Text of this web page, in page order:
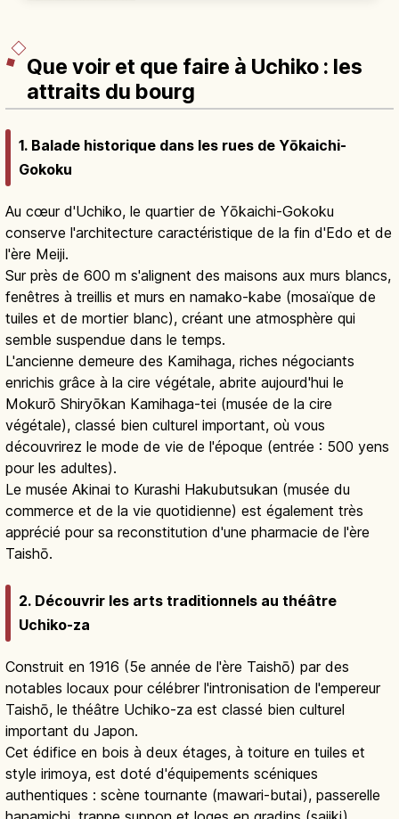
Que voir et que faire à Uchiko : les
attraits du bourg
1. Balade historique dans les rues de Yōkaichi-
Gokoku
Au cœur d'Uchiko, le quartier de Yōkaichi-Gokoku
conserve l'architecture caractéristique de la fin d'Edo et de
l'ère Meiji.
Sur près de 600 m s'alignent des maisons aux murs blancs,
fenêtres à treillis et murs en namako-kabe (mosaïque de
tuiles et de mortier blanc), créant une atmosphère qui
semble suspendue dans le temps.
L'ancienne demeure des Kamihaga, riches négociants
enrichis grâce à la cire végétale, abrite aujourd'hui le
Mokurō Shiryōkan Kamihaga-tei (musée de la cire
végétale), classé bien culturel important, où vous
découvrirez le mode de vie de l'époque (entrée : 500 yens
pour les adultes).
Le musée Akinai to Kurashi Hakubutsukan (musée du
commerce et de la vie quotidienne) est également très
apprécié pour sa reconstitution d'une pharmacie de l'ère
Taishō.
2. Découvrir les arts traditionnels au théâtre
Uchiko-za
Construit en 1916 (5e année de l'ère Taishō) par des
notables locaux pour célébrer l'intronisation de l'empereur
Taishō, le théâtre Uchiko-za est classé bien culturel
important du Japon.
Cet édifice en bois à deux étages, à toiture en tuiles et
style irimoya, est doté d'équipements scéniques
authentiques : scène tournante (mawari-butai), passerelle